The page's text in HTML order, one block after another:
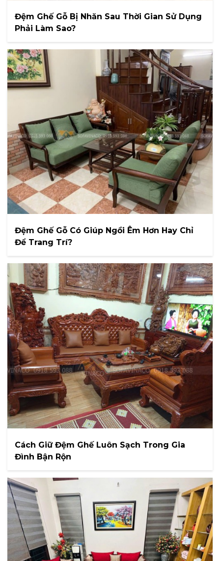
Đệm Ghế Gỗ Bị Nhăn Sau Thời Gian Sử Dụng
Phải Làm Sao?
Đệm Ghế Gỗ Có Giúp Ngồi Êm Hơn Hay Chỉ
Để Trang Trí?
Cách Giữ Đệm Ghế Luôn Sạch Trong Gia
Đình Bận Rộn